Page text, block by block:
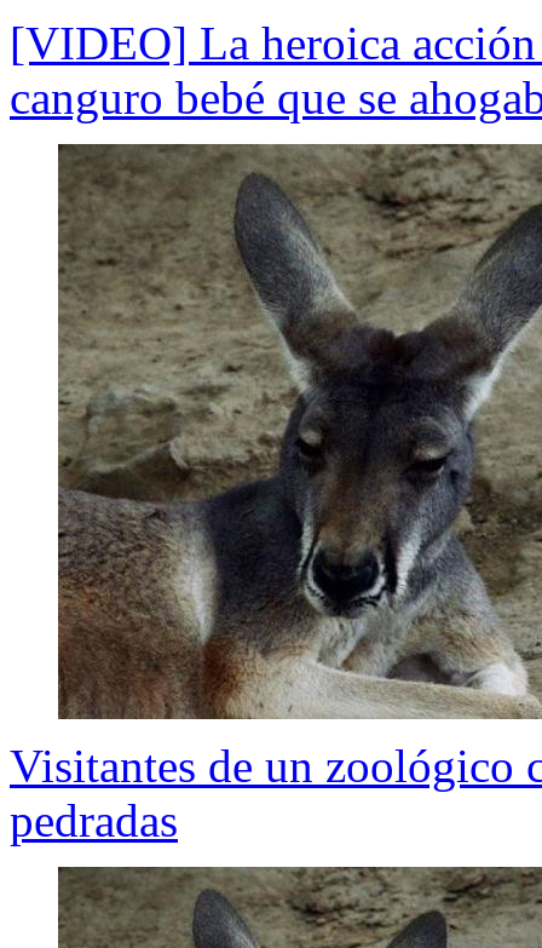
[VIDEO] La heroica acción
canguro bebé que se
Visitantes de un zoológico
pedradas